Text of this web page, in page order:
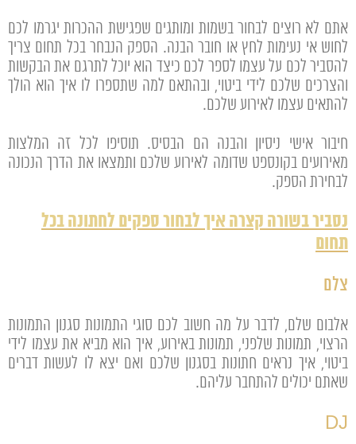
אתם לא רוצים לבחור בשמות ומותגים שפגישת ההכרות יגרמו לכם
לחוש אי נעימות לחץ או חובר הבנה. הספק הנבחר בכל תחום צריך
להסביר לכם על עצמו לספר לכם כיצד הוא יוכל לתרגם את הבקשות
והצרכים שלכם לידי ביטוי, ובהתאם למה שתספרו לו איך הוא הולך
להתאים עצמו לאירוע שלכם.
חיבור אישי ניסיון והבנה הם הבסיס. תוסיפו לכל זה המלצות
מאירועים בקונספט שדומה לאירוע שלכם ותמצאו את הדרך הנכונה
לבחירת הספק.
נסביר בשורה קצרה איך לבחור ספקים לחתונה בכל
תחום
צלם
אלבום שלם, לדבר על מה חשוב לכם סוגי התמונות סגנון התמונות
הרצוי, תמונות שלפני, תמונות באירוע, איך הוא מביא את עצמו לידי
ביטוי, איך נראים חתונות בסגנון שלכם ואם יצא לו לעשות דברים
שאתם יכולים להתחבר עליהם.
DJ